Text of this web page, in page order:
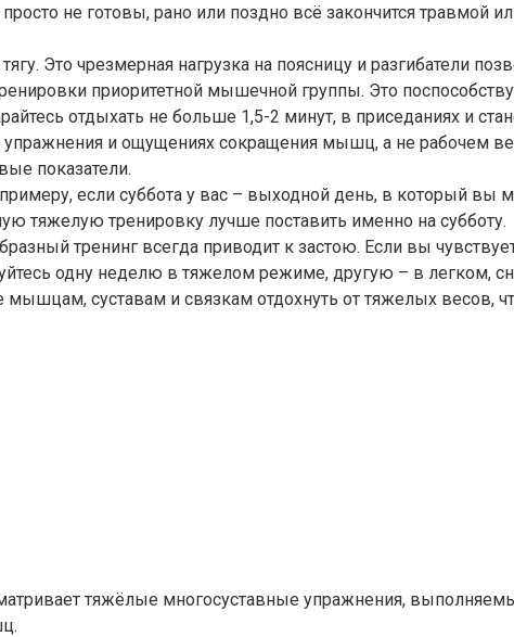
не готовы, рано или поздно всё закончится травмой
Это чрезмерная нагрузка на поясницу и разгибатели
приоритетной мышечной группы. Это
отдыхать не больше 1,5-2 минут, в приседаниях и
и ощущениях сокращения мышц, а не рабочем
показатели.
если суббота у вас – выходной день, в который вы
тяжелую тренировку лучше поставить именно на субботу.
тренинг всегда приводит к застою. Если вы
одну неделю в тяжелом режиме, другую – в легком,
мышцам, суставам и связкам отдохнуть от тяжелых
тяжёлые многосуставные упражнения,